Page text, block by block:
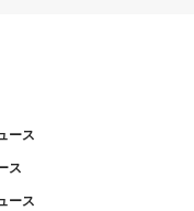
ース
ス
ース